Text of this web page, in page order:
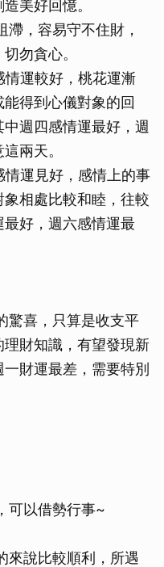
美好回憶。
，容易守不住財，
勿貪心。
運較好，桃花運漸
得到心儀對象的回
週四感情運最好，週
兩天。
運見好，感情上的事
相處比較和睦，往較
好，週六感情運最
驚喜，只算是收支平
財知識，有望發現新
財運最差，需要特別
可以借勢行事~
來說比較順利，所遇